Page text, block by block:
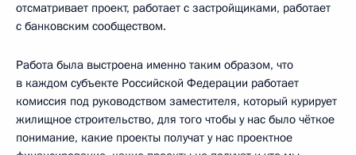
отсматривает проект, работает с застройщиками, работает
с банковским сообществом.
Работа была выстроена именно таким образом, что
в каждом субъекте Российской Федерации работает
комиссия под руководством заместителя, который курирует
жилищное строительство, для того чтобы у нас было чёткое
понимание, какие проекты получат у нас проектное